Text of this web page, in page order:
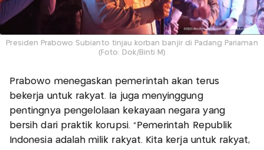
Presiden Prabowo Subianto tinjau korban banjir di Padang Pariaman
(Foto: Dok/Binti M)
Prabowo menegaskan pemerintah akan terus
bekerja untuk rakyat. Ia juga menyinggung
pentingnya pengelolaan kekayaan negara yang
bersih dari praktik korupsi. “Pemerintah Republik
Indonesia adalah milik rakyat. Kita kerja untuk rakyat,